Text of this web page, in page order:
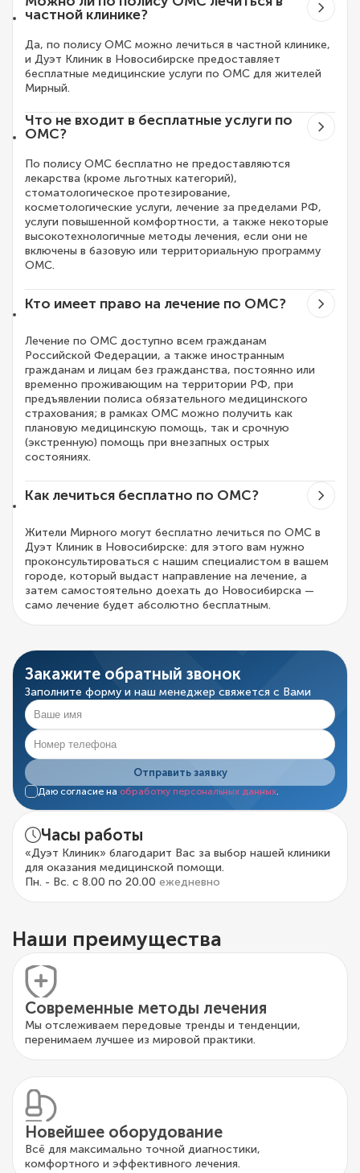
частной клинике?
Да, по полису ОМС можно лечиться в частной клинике,
и Дуэт Клиник в Новосибирске предоставляет
бесплатные медицинские услуги по ОМС для жителей
Мирный.
Что не входит в бесплатные услуги по
ОМС?
По полису ОМС бесплатно не предоставляются
лекарства (кроме льготных категорий),
стоматологическое протезирование,
косметологические услуги, лечение за пределами РФ,
услуги повышенной комфортности, а также некоторые
высокотехнологичные методы лечения, если они не
включены в базовую или территориальную программу
ОМС.
Кто имеет право на лечение по ОМС?
Лечение по ОМС доступно всем гражданам
Российской Федерации, а также иностранным
гражданам и лицам без гражданства, постоянно или
временно проживающим на территории РФ, при
предъявлении полиса обязательного медицинского
страхования; в рамках ОМС можно получить как
плановую медицинскую помощь, так и срочную
(экстренную) помощь при внезапных острых
состояниях.
Как лечиться бесплатно по ОМС?
Жители Мирного могут бесплатно лечиться по ОМС в
Дуэт Клиник в Новосибирске: для этого вам нужно
проконсультироваться с нашим специалистом в вашем
городе, который выдаст направление на лечение, а
затем самостоятельно доехать до Новосибирска —
само лечение будет абсолютно бесплатным.
Закажите обратный звонок
Заполните форму и наш менеджер свяжется с Вами
Отправить заявку
Даю согласие на обработку персональных данных.
Часы работы
«Дуэт Клиник» благодарит Вас за выбор нашей клиники
для оказания медицинской помощи.
Пн. - Вс. с 8.00 по 20.00 ежедневно
Наши преимущества
Современные методы лечения
Мы отслеживаем передовые тренды и тенденции,
перенимаем лучшее из мировой практики.
Новейшее оборудование
Всё для максимально точной диагностики,
комфортного и эффективного лечения.